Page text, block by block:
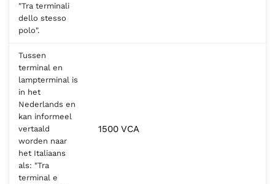
"Tra terminali
dello stesso
polo".
Tussen
terminal en
lampterminal is
in het
Nederlands en
kan informeel
vertaald
worden naar
het Italiaans
als: "Tra
terminal e
1500 VCA